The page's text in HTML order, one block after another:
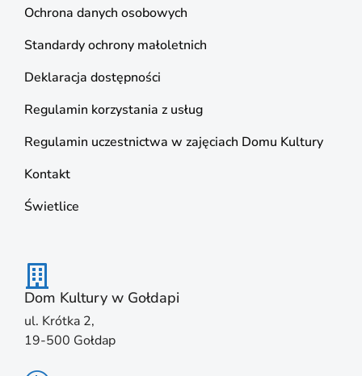
Ochrona danych osobowych
Standardy ochrony małoletnich
Deklaracja dostępności
Regulamin korzystania z usług
Regulamin uczestnictwa w zajęciach Domu Kultury
Kontakt
Świetlice
Dom Kultury w Gołdapi
ul. Krótka 2,
19-500 Gołdap